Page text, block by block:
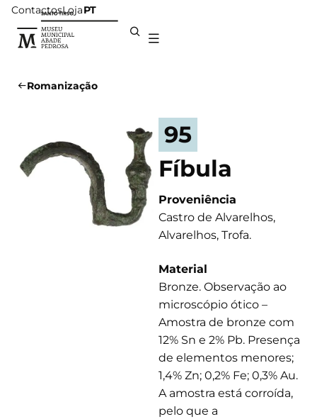
ContactosLojaPT
Romanização
95
Fíbula
Proveniência
Castro de Alvarelhos,
Alvarelhos, Trofa.
Material
Bronze. Observação ao
microscópio ótico –
Amostra de bronze com
12% Sn e 2% Pb. Presença
de elementos menores;
1,4% Zn; 0,2% Fe; 0,3% Au.
A amostra está corroída,
pelo que a